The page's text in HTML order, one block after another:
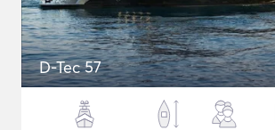
D-Tec 57